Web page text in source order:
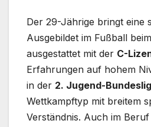
Der 29-Jährige bringt eine
Ausgebildet im Fußball beim
ausgestattet mit der C-
Erfahrungen auf hohem
in der 2. Jugend-
Wettkampftyp mit breitem
Verständnis. Auch im